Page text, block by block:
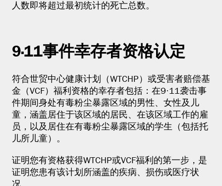
人数即将超过最初统计的死亡总数。
9·11事件幸存者资格认定
符合世贸中心健康计划（WTCHP）或受害者赔偿基
金（VCF）福利资格的幸存者包括：在9·11袭击事
件期间身处有毒粉尘暴露区域的男性、女性及儿
童，涵盖居住于该区域的居民、在该区域工作的雇
员，以及居住在有毒粉尘暴露区域的学生（包括托
儿所儿童）。
证明您有资格获得WTCHP或VCF福利的第一步，是
证明您患有该计划所涵盖的疾病、损伤或医疗状